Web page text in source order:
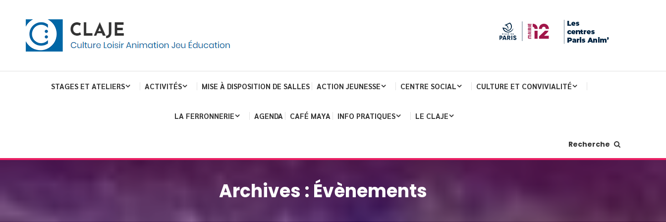
Claje
STAGES ET ATELIERS ACTIVITÉS MISE À DISPOSITION DE SALLES ACTION JEUNESSE CENTRE SOCIAL CULTURE ET CONVIVIALITÉ
LA FERRONNERIE AGENDA CAFÉ MAYA INFO PRATIQUES LE CLAJE
Recherche
Archives : Évènements